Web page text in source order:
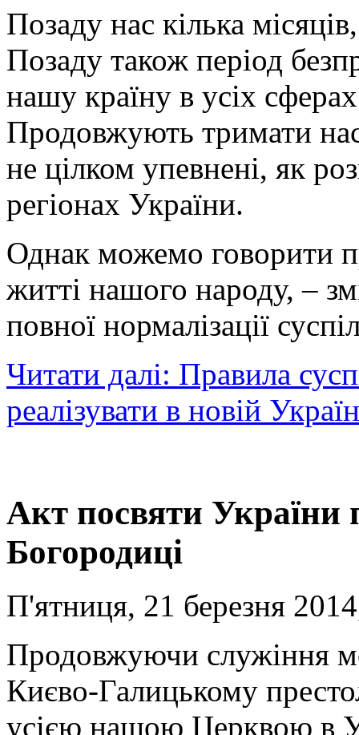
Позаду нас кілька
Позаду також період
нашу країну в усіх
Продовжують тримати
не цілком упевнені, як
регіонах України.
Однак можемо говорити
житті нашого народу, –
повної нормалізації
Читати далі: Правила
реалізувати в новій
Акт посвяти України
Богородиці
П'ятниця, 21 березня
Продовжуючи служіння
Києво-Галицькому
усією нашою Церквою в